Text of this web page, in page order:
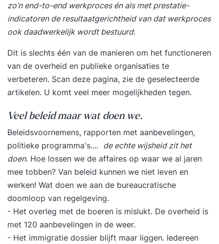
zo’n end-to-end werkproces én als met prestatie-
indicatoren de resultaatgerichtheid van dat werkproces
ook daadwerkelijk wordt bestuurd.
Dit is slechts één van de manieren om het functioneren
van de overheid en publieke organisaties te
verbeteren. Scan deze pagina, zie de geselecteerde
artikelen. U komt veel meer mogelijkheden tegen.
Veel beleid maar wat doen we.
Beleidsvoornemens, rapporten met aanbevelingen,
politieke programma's.... de echte wijsheid zit het
doen. Hoe lossen we de affaires op waar we al jaren
mee tobben? Van beleid kunnen we niet leven en
werken! Wat doen we aan de bureaucratische
doomloop van regelgeving.
- Het overleg met de boeren is mislukt. De overheid is
met 120 aanbevelingen in de weer.
- Het immigratie dossier blijft maar liggen. Iedereen